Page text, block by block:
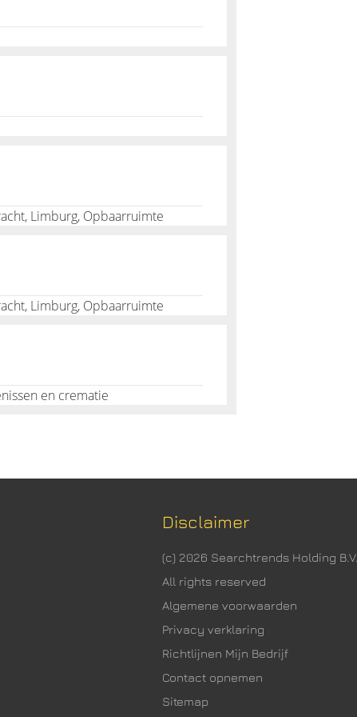
De kosten voor een uitvaart lopen
over een
Limburg, Opbaarruimte
Limburg, Opbaarruimte
en crematie
Disclaimer
(c) 2026 Searchtrends Holding B.V.
All rights reserved
Algemene voorwaarden
Privacy verklaring
Richtlijnen Mijn Bedrijf
Contact opnemen
Sitemap